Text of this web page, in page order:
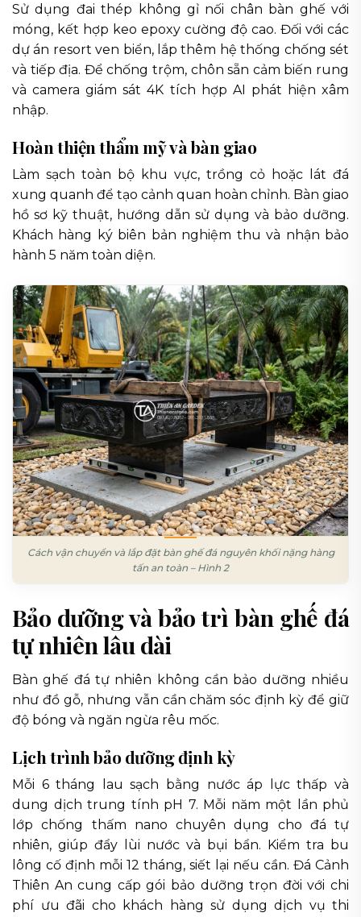
Sử dụng đai thép không gỉ nối chân bàn ghế với
móng, kết hợp keo epoxy cường độ cao. Đối với các
dự án resort ven biển, lắp thêm hệ thống chống sét
và tiếp địa. Để chống trộm, chôn sẵn cảm biến rung
và camera giám sát 4K tích hợp AI phát hiện xâm
nhập.
Hoàn thiện thẩm mỹ và bàn giao
Làm sạch toàn bộ khu vực, trồng cỏ hoặc lát đá
xung quanh để tạo cảnh quan hoàn chỉnh. Bàn giao
hồ sơ kỹ thuật, hướng dẫn sử dụng và bảo dưỡng.
Khách hàng ký biên bản nghiệm thu và nhận bảo
hành 5 năm toàn diện.
Cách vận chuyển và lắp đặt bàn ghế đá nguyên khối nặng hàng
tấn an toàn – Hình 2
Bảo dưỡng và bảo trì bàn ghế đá
tự nhiên lâu dài
Bàn ghế đá tự nhiên không cần bảo dưỡng nhiều
như đồ gỗ, nhưng vẫn cần chăm sóc định kỳ để giữ
độ bóng và ngăn ngừa rêu mốc.
Lịch trình bảo dưỡng định kỳ
Mỗi 6 tháng lau sạch bằng nước áp lực thấp và
dung dịch trung tính pH 7. Mỗi năm một lần phủ
lớp chống thấm nano chuyên dụng cho đá tự
nhiên, giúp đẩy lùi nước và bụi bẩn. Kiểm tra bu
lông cố định mỗi 12 tháng, siết lại nếu cần. Đá Cảnh
Thiên An cung cấp gói bảo dưỡng trọn đời với chi
phí ưu đãi cho khách hàng sử dụng dịch vụ thi